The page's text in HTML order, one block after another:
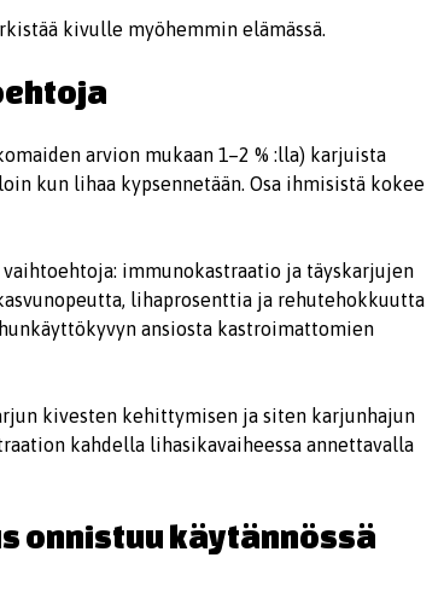
kivulle myöhemmin elämässä.
arvion mukaan 1–2 % :lla) karjuista
kun lihaa kypsennetään. Osa ihmisistä kokee
immunokastraatio ja täyskarjujen
lihaprosenttia ja rehutehokkuutta
ansiosta kastroimattomien
kivesten kehittymisen ja siten karjunhajun
kahdella lihasikavaiheessa annettavalla
onnistuu käytännössä